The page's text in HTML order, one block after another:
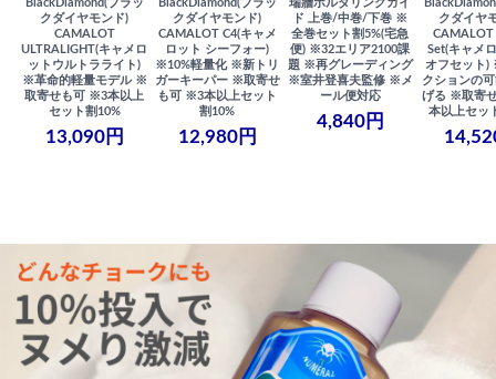
クダイヤモンド)
CAMALOT
ULTRALIGHT(キャメロ
ットウルトラライト)
※革命的軽量モデル ※
取寄せも可 ※3本以上
セット割10%
13,090円
クダイヤモンド)
CAMALOT C4(キャメ
ロット シーフォー)
※10%軽量化 ※新トリ
ガーキーパー ※取寄せ
も可 ※3本以上セット
割10%
12,980円
ド 上巻/中巻/下巻 ※
全巻セット割5%(宅急
便) ※32エリア2100課
題 ※再グレーディング
※室井登喜夫監修 ※メ
ール便対応
4,840円
クダイヤ
Set(キャメ
オフセット)
クションの
げる ※取寄
本以上セッ